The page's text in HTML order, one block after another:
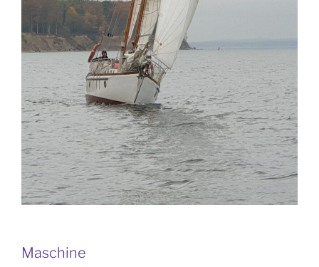
Maschine